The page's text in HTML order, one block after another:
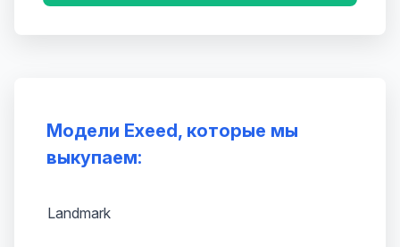
Модели Exeed, которые мы
выкупаем:
Landmark